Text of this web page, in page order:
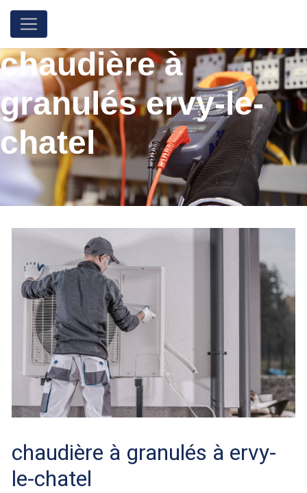
chaudière à
granulés ervy-le-
chatel
chaudière à granulés à ervy-
le-chatel
Panneau de gestion des cookies